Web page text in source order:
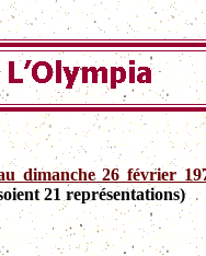
dimanche 26 février
21 représentations)